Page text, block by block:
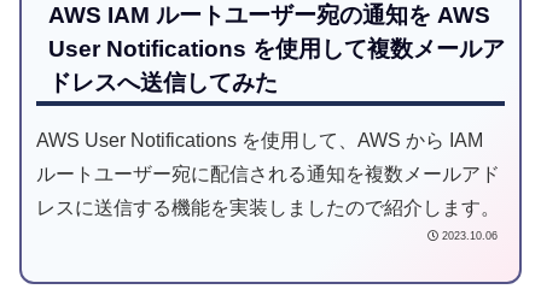
AWS IAM ルートユーザー宛の通知を AWS
User Notifications を使用して複数メールア
ドレスへ送信してみた
AWS User Notifications を使用して、AWS から IAM
ルートユーザー宛に配信される通知を複数メールアド
レスに送信する機能を実装しましたので紹介します。
2023.10.06